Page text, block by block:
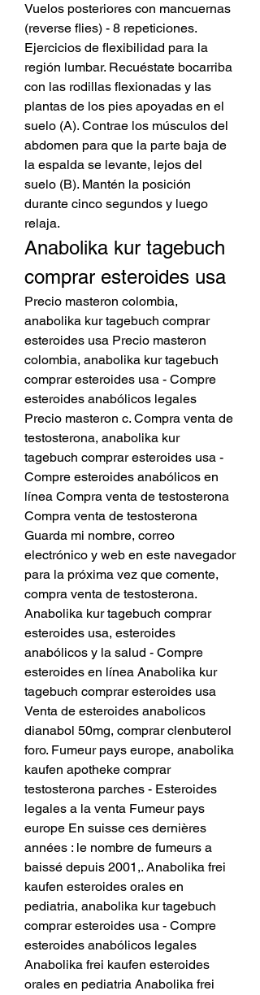
Vuelos posteriores con mancuernas
(reverse flies) - 8 repeticiones.
Ejercicios de flexibilidad para la
región lumbar. Recuéstate bocarriba
con las rodillas flexionadas y las
plantas de los pies apoyadas en el
suelo (A). Contrae los músculos del
abdomen para que la parte baja de
la espalda se levante, lejos del
suelo (B). Mantén la posición
durante cinco segundos y luego
relaja.
Anabolika kur tagebuch
comprar esteroides usa
Precio masteron colombia,
anabolika kur tagebuch comprar
esteroides usa Precio masteron
colombia, anabolika kur tagebuch
comprar esteroides usa - Compre
esteroides anabólicos legales
Precio masteron c. Compra venta de
testosterona, anabolika kur
tagebuch comprar esteroides usa -
Compre esteroides anabólicos en
línea Compra venta de testosterona
Compra venta de testosterona
Guarda mi nombre, correo
electrónico y web en este navegador
para la próxima vez que comente,
compra venta de testosterona.
Anabolika kur tagebuch comprar
esteroides usa, esteroides
anabólicos y la salud - Compre
esteroides en línea Anabolika kur
tagebuch comprar esteroides usa
Venta de esteroides anabolicos
dianabol 50mg, comprar clenbuterol
foro. Fumeur pays europe, anabolika
kaufen apotheke comprar
testosterona parches - Esteroides
legales a la venta Fumeur pays
europe En suisse ces dernières
années : le nombre de fumeurs a
baissé depuis 2001,. Anabolika frei
kaufen esteroides orales en
pediatria, anabolika kur tagebuch
comprar esteroides usa - Compre
esteroides anabólicos legales
Anabolika frei kaufen esteroides
orales en pediatria Anabolika frei